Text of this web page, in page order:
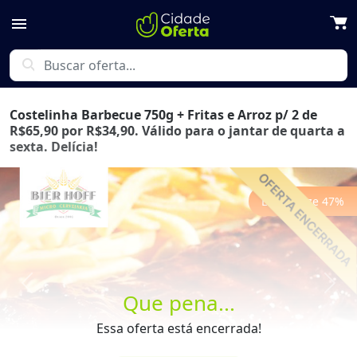
menu
search
Que pena...
Essa oferta está encerrada!
Costelinha Barbecue 750g + Fritas e Arroz p/ 2 de
R$65,90 por R$34,90. Válido para o jantar de quarta a
sexta. Delícia!
Economize 47%
Previous Next